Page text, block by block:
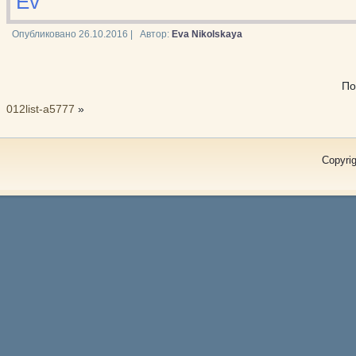
Опубликовано 26.10.2016 Автор: Eva Nikolskaya
012list-a5777 »